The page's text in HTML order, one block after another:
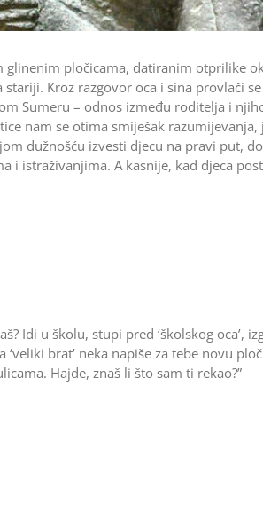
pločicama, datiranim otprilike
Kroz razgovor oca i sina provlači
Sumeru – odnos između roditelja i
nam se otima smiješak razumijevanja,
dužnošću izvesti djecu na pravi put,
i istraživanjima. A kasnije, kad djeca
Idi u školu, stupi pred ‘školskog oca’,
brat’ neka napiše za tebe novu
Hajde, znaš li što sam ti rekao?”